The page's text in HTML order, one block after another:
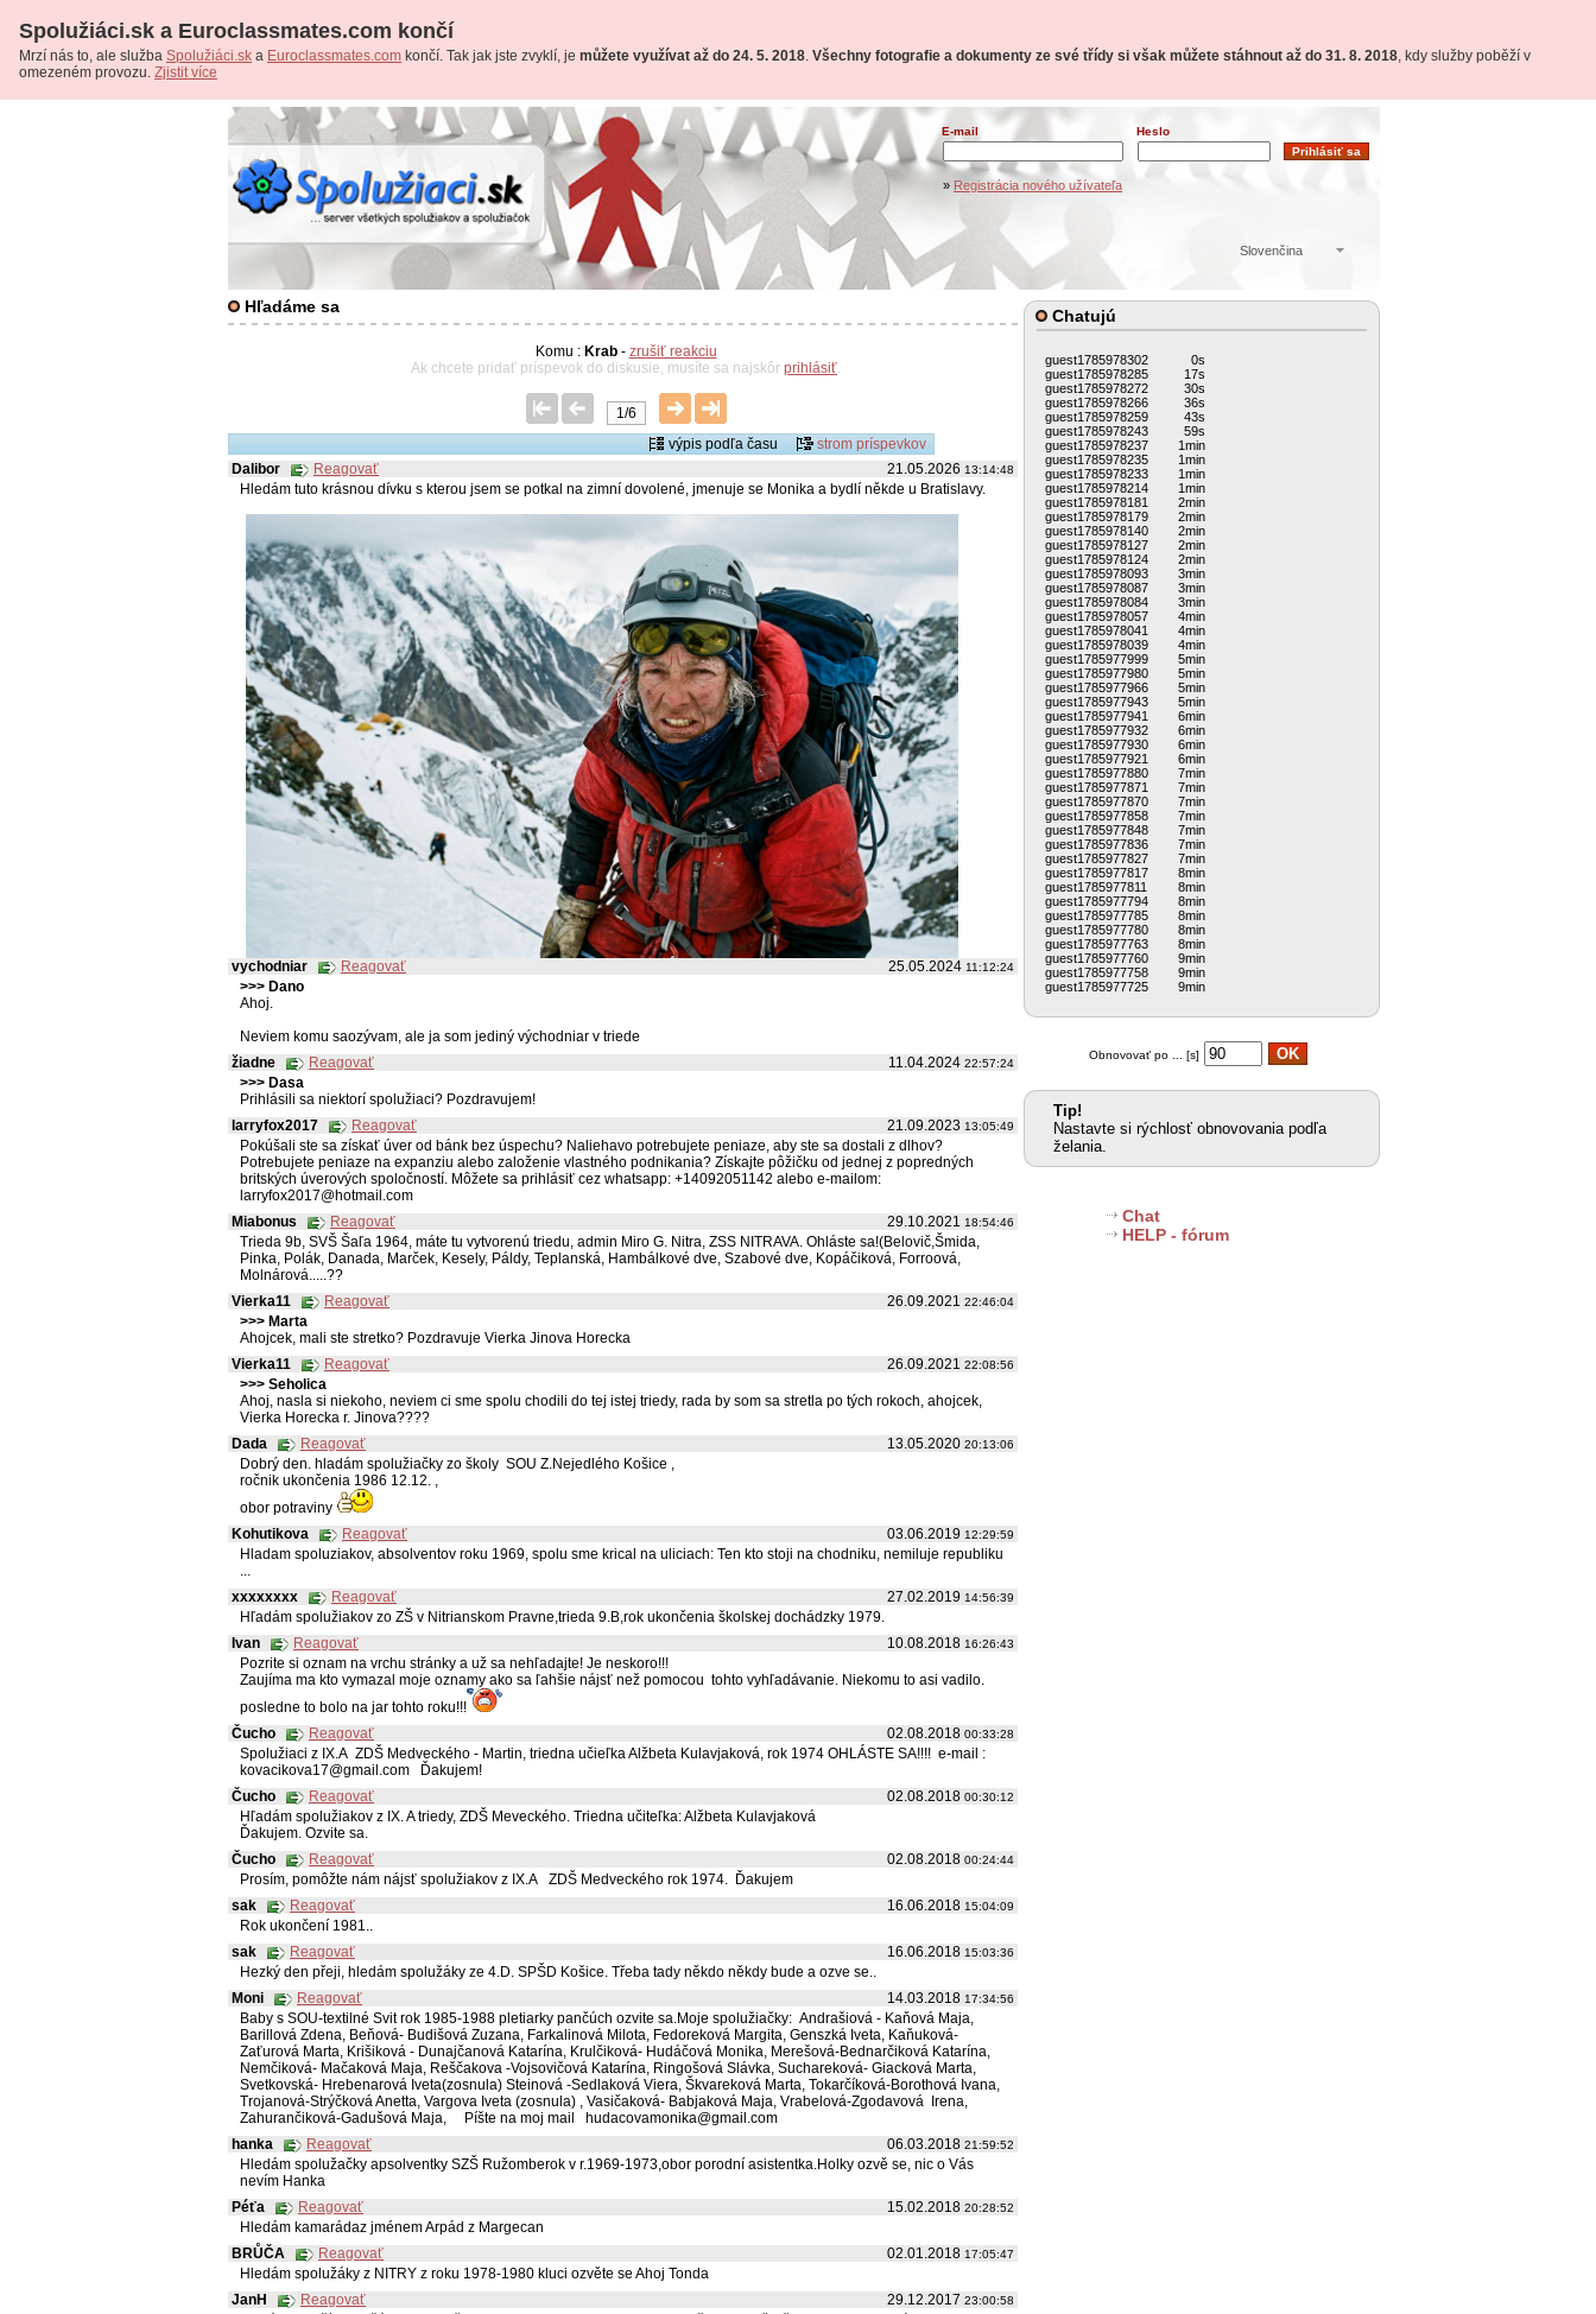
Spolužiáci.sk a Euroclassmates.com končí
Mrzí nás to, ale služba Spolužiáci.sk a Euroclassmates.com končí. Tak jak jste zvyklí, je můžete využívat až do 24. 5. 2018. Všechny fotografie a dokumenty ze své třídy si však můžete stáhnout až do 31. 8. 2018, kdy služby poběží v
omezeném provozu. Zjistit více
E-mail Heslo
» Registrácia nového užívateľa
Slovenčina
Chatujú
guest1785978302
0s
guest1785978285
17s
guest1785978272
30s
guest1785978266
36s
guest1785978259
43s
guest1785978243
59s
guest1785978237
1min
guest1785978235
1min
guest1785978233
1min
guest1785978214
1min
guest1785978181
2min
guest1785978179
2min
guest1785978140
2min
guest1785978127
2min
guest1785978124
2min
guest1785978093
3min
guest1785978087
3min
guest1785978084
3min
guest1785978057
4min
guest1785978041
4min
guest1785978039
4min
guest1785977999
5min
guest1785977980
5min
guest1785977966
5min
guest1785977943
5min
guest1785977941
6min
guest1785977932
6min
guest1785977930
6min
guest1785977921
6min
guest1785977880
7min
guest1785977871
7min
guest1785977870
7min
guest1785977858
7min
guest1785977848
7min
guest1785977836
7min
guest1785977827
7min
guest1785977817
8min
guest1785977811
8min
guest1785977794
8min
guest1785977785
8min
guest1785977780
8min
guest1785977763
8min
guest1785977760
9min
guest1785977758
9min
guest1785977725
9min
Obnovovať po ... [s]
Tip!
Nastavte si rýchlosť obnovovania podľa
želania.
Chat
HELP - fórum
Hľadáme sa
Komu : Krab- zrušiť reakciu
Ak chcete pridať príspevok do diskusie, musíte sa najskôr prihlásiť
1/6
výpis podľa času
strom príspevkov
21.05.2026 13:14:48
Dalibor
Reagovať
Hledám tuto krásnou dívku s kterou jsem se potkal na zimní dovolené, jmenuje se Monika a bydlí někde u Bratislavy.
25.05.2024 11:12:24
vychodniar
Reagovať
>>> Dano
Ahoj.
Neviem komu saozývam, ale ja som jediný východniar v triede
11.04.2024 22:57:24
žiadne
Reagovať
>>> Dasa
Prihlásili sa niektorí spolužiaci? Pozdravujem!
21.09.2023 13:05:49
larryfox2017
Reagovať
Pokúšali ste sa získať úver od bánk bez úspechu? Naliehavo potrebujete peniaze, aby ste sa dostali z dlhov?
Potrebujete peniaze na expanziu alebo založenie vlastného podnikania? Získajte pôžičku od jednej z popredných
britských úverových spoločností. Môžete sa prihlásiť cez whatsapp: +14092051142 alebo e-mailom:
larryfox2017@hotmail.com
29.10.2021 18:54:46
Miabonus
Reagovať
Trieda 9b, SVŠ Šaľa 1964, máte tu vytvorenú triedu, admin Miro G. Nitra, ZSS NITRAVA. Ohláste sa!(Belovič,Šmida,
Pinka, Polák, Danada, Marček, Kesely, Páldy, Teplanská, Hambálkové dve, Szabové dve, Kopáčiková, Forroová,
Molnárová.....??
26.09.2021 22:46:04
Vierka11
Reagovať
>>> Marta
Ahojcek, mali ste stretko? Pozdravuje Vierka Jinova Horecka
26.09.2021 22:08:56
Vierka11
Reagovať
>>> Seholica
Ahoj, nasla si niekoho, neviem ci sme spolu chodili do tej istej triedy, rada by som sa stretla po tých rokoch, ahojcek,
Vierka Horecka r. Jinova????
13.05.2020 20:13:06
Dada
Reagovať
Dobrý den. hladám spolužiačky zo školy SOU Z.Nejedlého Košice ,
ročnik ukončenia 1986 12.12. ,
obor potraviny
03.06.2019 12:29:59
Kohutikova
Reagovať
Hladam spoluziakov, absolventov roku 1969, spolu sme krical na uliciach: Ten kto stoji na chodniku, nemiluje republiku
...
27.02.2019 14:56:39
xxxxxxxx
Reagovať
Hľadám spolužiakov zo ZŠ v Nitrianskom Pravne,trieda 9.B,rok ukončenia školskej dochádzky 1979.
10.08.2018 16:26:43
Ivan
Reagovať
Pozrite si oznam na vrchu stránky a už sa nehľadajte! Je neskoro!!!
Zaujíma ma kto vymazal moje oznamy ako sa ľahšie nájsť než pomocou tohto vyhľadávanie. Niekomu to asi vadilo.
posledne to bolo na jar tohto roku!!!
02.08.2018 00:33:28
Čucho
Reagovať
Spolužiaci z IX.A ZDŠ Medveckého - Martin, triedna učieľka Alžbeta Kulavjaková, rok 1974 OHLÁSTE SA!!!! e-mail :
kovacikova17@gmail.com Ďakujem!
02.08.2018 00:30:12
Čucho
Reagovať
Hľadám spolužiakov z IX. A triedy, ZDŠ Meveckého. Triedna učiteľka: Alžbeta Kulavjaková
Ďakujem. Ozvite sa.
02.08.2018 00:24:44
Čucho
Reagovať
Prosím, pomôžte nám nájsť spolužiakov z IX.A ZDŠ Medveckého rok 1974. Ďakujem
16.06.2018 15:04:09
sak
Reagovať
Rok ukončení 1981..
16.06.2018 15:03:36
sak
Reagovať
Hezký den přeji, hledám spolužáky ze 4.D. SPŠD Košice. Třeba tady někdo někdy bude a ozve se..
14.03.2018 17:34:56
Moni
Reagovať
Baby s SOU-textilné Svit rok 1985-1988 pletiarky pančúch ozvite sa.Moje spolužiačky: Andrašiová - Kaňová Maja,
Barillová Zdena, Beňová- Budišová Zuzana, Farkalinová Milota, Fedoreková Margita, Genszká Iveta, Kaňuková-
Zaťurová Marta, Krišiková - Dunajčanová Katarína, Krulčiková- Hudáčová Monika, Merešová-Bednarčiková Katarína,
Nemčiková- Mačaková Maja, Reščakova -Vojsovičová Katarína, Ringošová Slávka, Suchareková- Giacková Marta,
Svetkovská- Hrebenarová Iveta(zosnula) Steinová -Sedlaková Viera, Škvareková Marta, Tokarčíková-Borothová Ivana,
Trojanová-Strýčková Anetta, Vargova Iveta (zosnula) , Vasičaková- Babjaková Maja, Vrabelová-Zgodavová Irena,
Zahurančiková-Gadušová Maja, Píšte na moj mail hudacovamonika@gmail.com
06.03.2018 21:59:52
hanka
Reagovať
Hledám spolužačky apsolventky SZŠ Ružomberok v r.1969-1973,obor porodní asistentka.Holky ozvě se, nic o Vás
nevím Hanka
15.02.2018 20:28:52
Péťa
Reagovať
Hledám kamarádaz jménem Arpád z Margecan
02.01.2018 17:05:47
BRŮČA
Reagovať
Hledám spolužáky z NITRY z roku 1978-1980 kluci ozvěte se Ahoj Tonda
29.12.2017 23:00:58
JanH
Reagovať